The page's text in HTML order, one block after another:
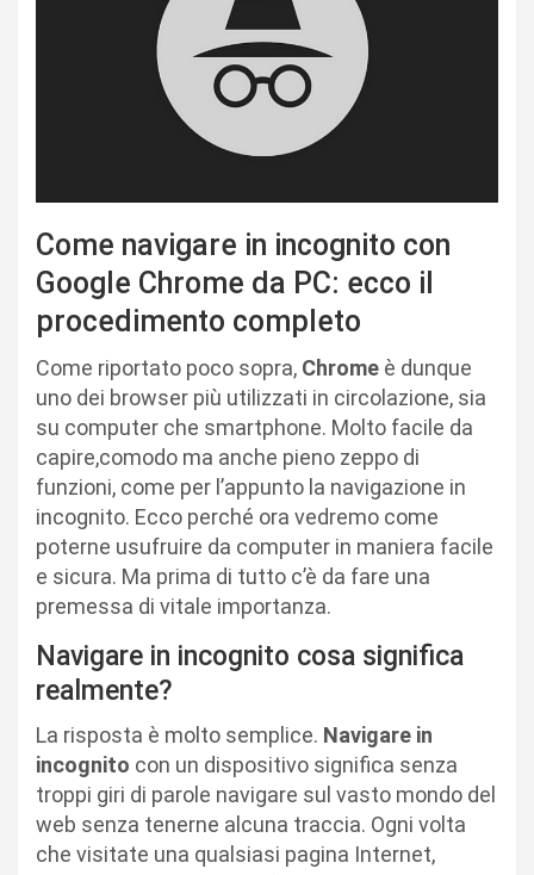
Come navigare in incognito con
Google Chrome da PC: ecco il
procedimento completo
Come riportato poco sopra, Chrome è dunque
uno dei browser più utilizzati in circolazione, sia
su computer che smartphone. Molto facile da
capire,comodo ma anche pieno zeppo di
funzioni, come per l’appunto la navigazione in
incognito. Ecco perché ora vedremo come
poterne usufruire da computer in maniera facile
e sicura. Ma prima di tutto c’è da fare una
premessa di vitale importanza.
Navigare in incognito cosa significa
realmente?
La risposta è molto semplice. Navigare in
incognito con un dispositivo significa senza
troppi giri di parole navigare sul vasto mondo del
web senza tenerne alcuna traccia. Ogni volta
che visitate una qualsiasi pagina Internet,